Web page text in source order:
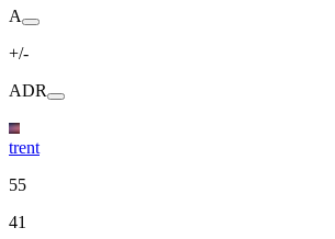
A
+/-
ADR
trent
55
41